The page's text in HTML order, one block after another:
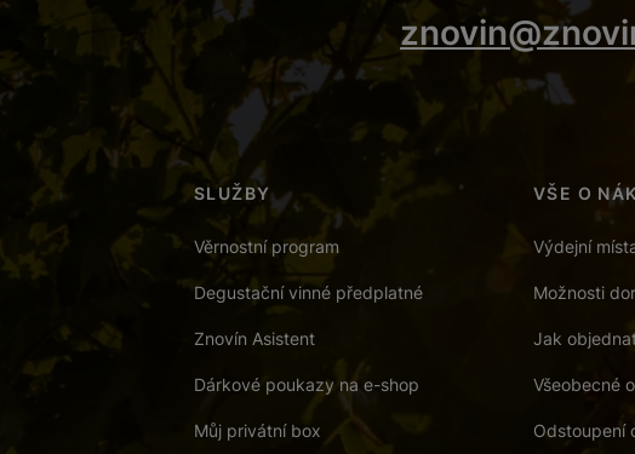
SLUŽBY
Věrnostní program
Degustační vinné předplatné
Znovín Asistent
Dárkové poukazy na e-shop
Můj privátní box
VŠE O
Výdejní
Možnosti
Jak
Všeobecné
Odstoupení